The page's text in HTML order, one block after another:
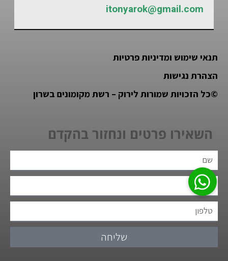
itonyarok@gmail.com
תנאי שימוש ומדיניות פרטיות
הצהרת נגישות
©כל הזכויות שמורות לירוק – רשת מקומונים בשרון
השאירו פרטים ונחזור בהקדם
שליחה